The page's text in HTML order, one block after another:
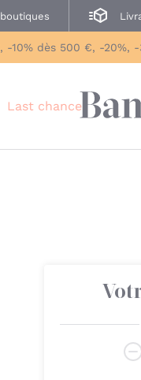
10% dès 500 €, -20%, -
Last chance